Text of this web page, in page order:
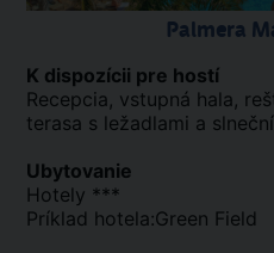
Palmera
K dispozícii pre hostí
Recepcia, vstupná hala,
terasa s ležadlami a
Ubytovanie
Hotely ***
Príklad hotela:Green Field